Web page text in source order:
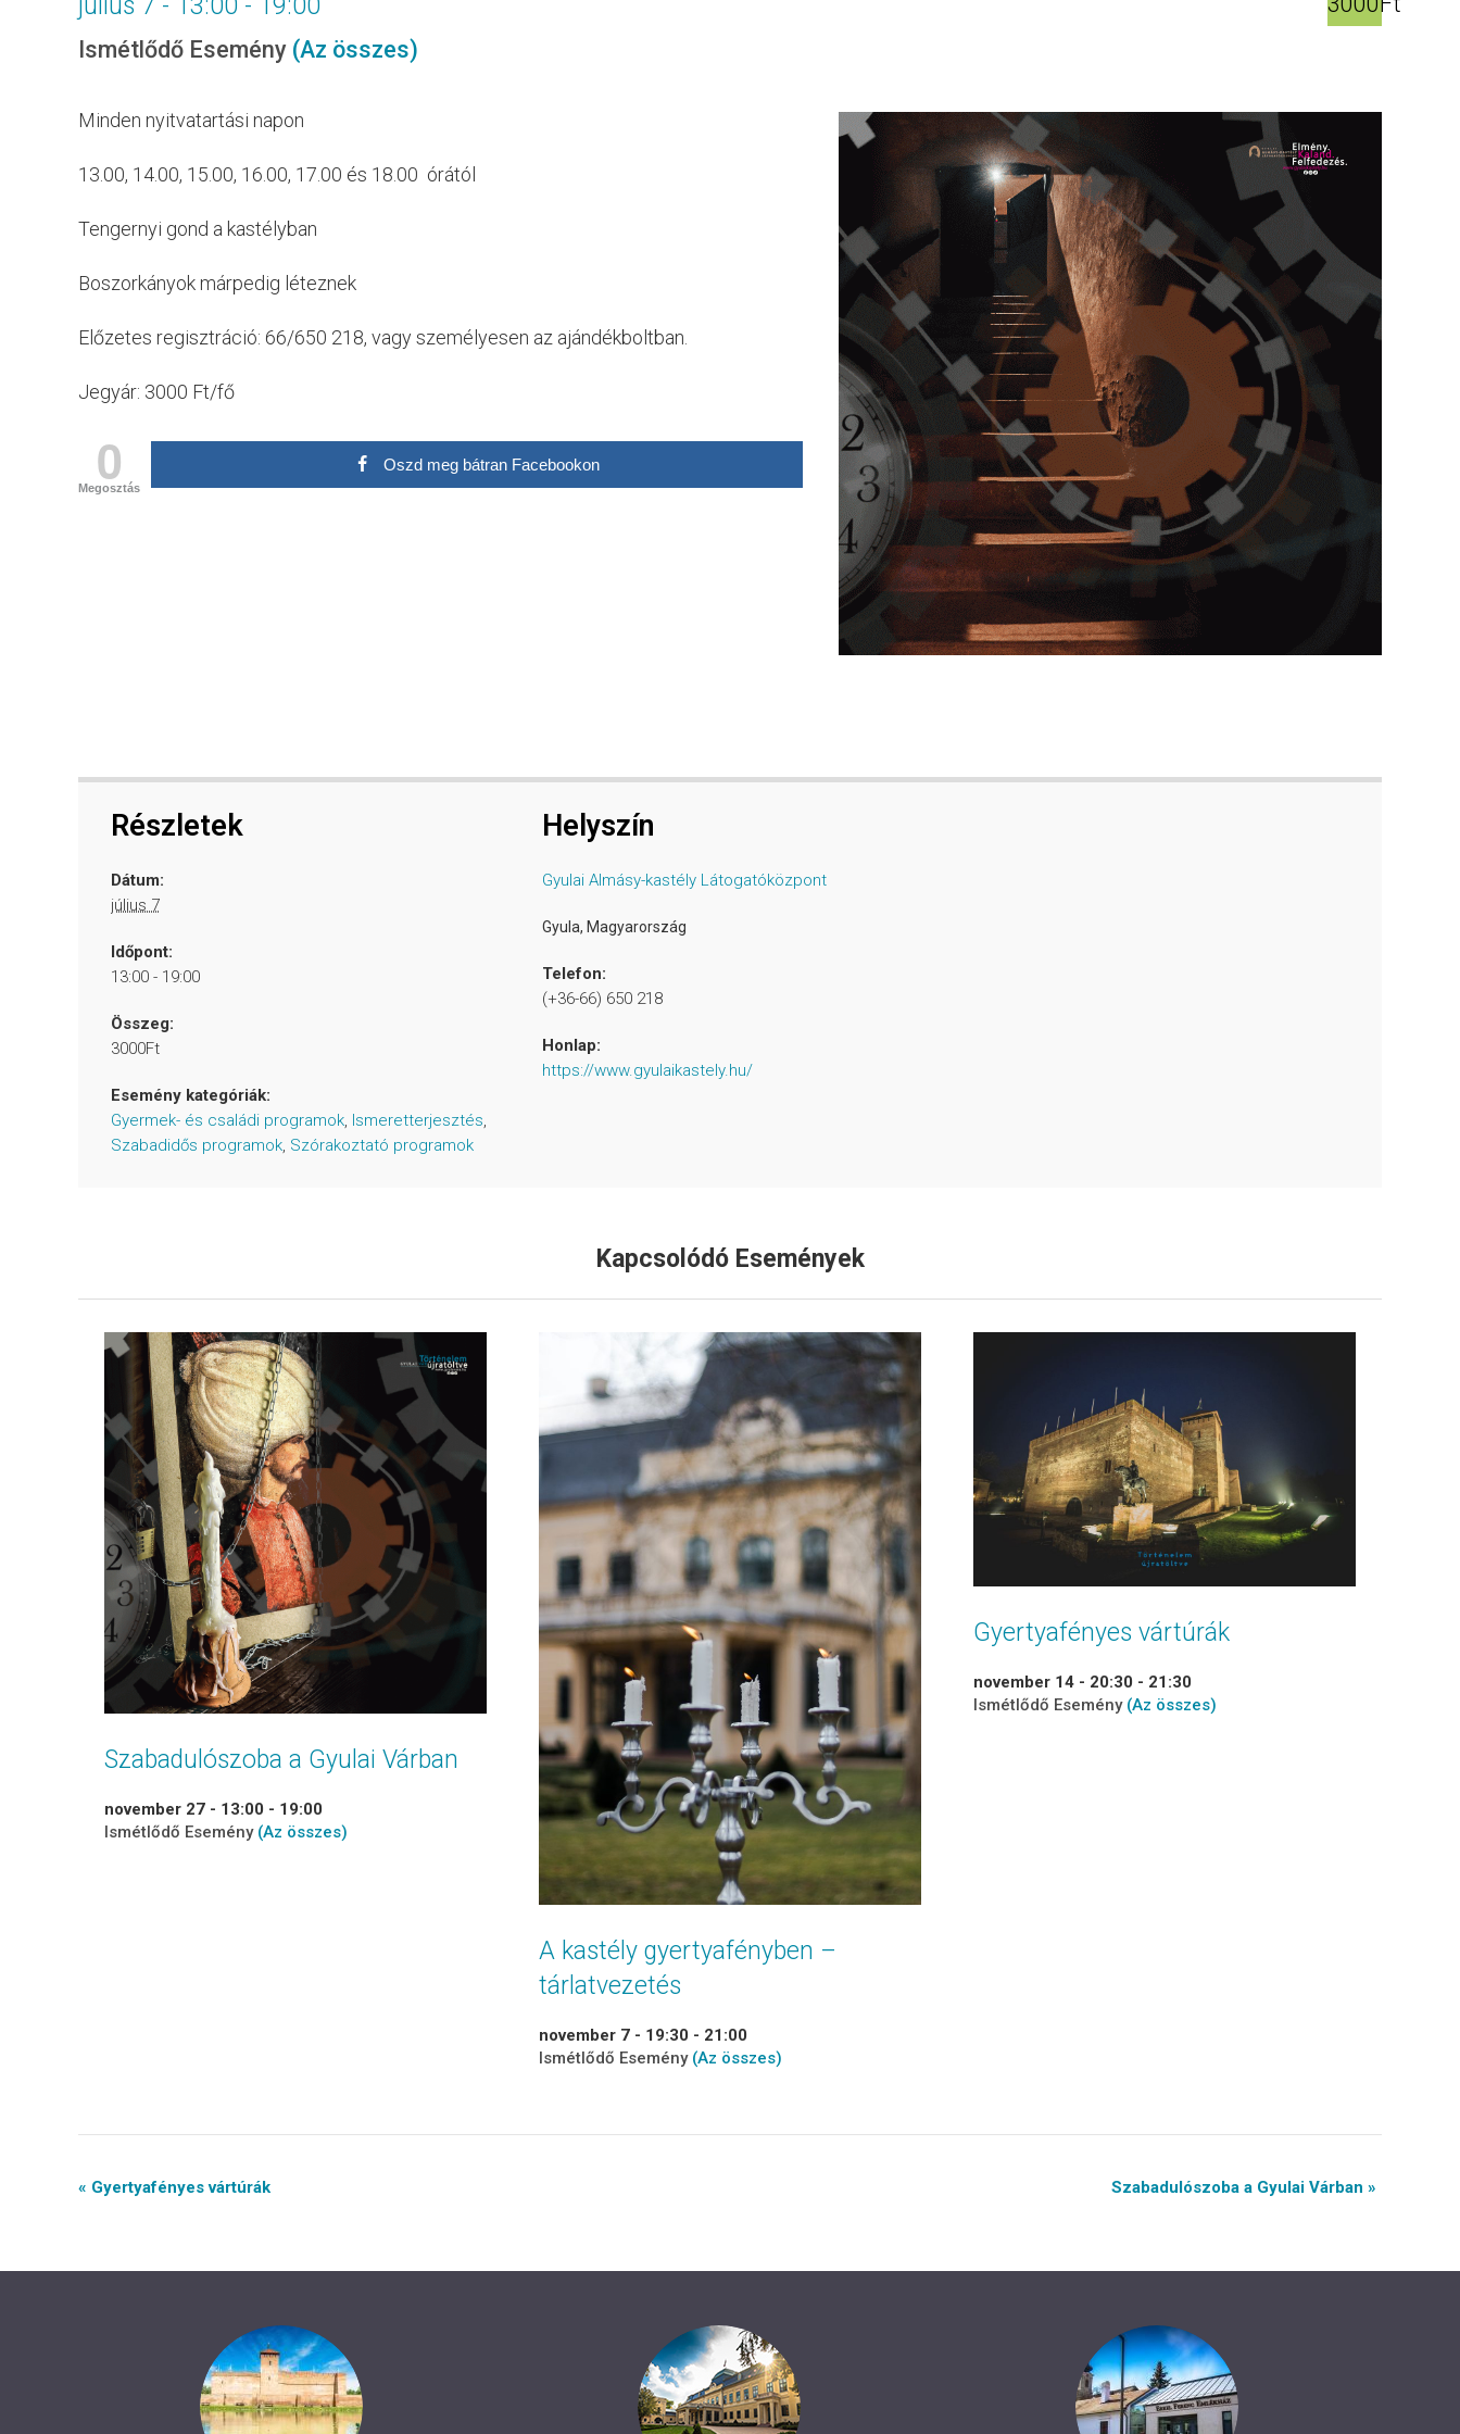
július 7 - 13:00 - 19:00
Ismétlődő Esemény (Az összes)
Minden nyitvatartási napon
13.00, 14.00, 15.00, 16.00, 17.00 és 18.00 órától
Tengernyi gond a kastélyban
Boszorkányok márpedig léteznek
Előzetes regisztráció: 66/650 218, vagy személyesen az ajándékboltban.
Jegyár: 3000 Ft/fő
0
Megosztás
Oszd meg bátran Facebookon
Részletek
Dátum:
július 7
Időpont:
13:00 - 19:00
Összeg:
3000Ft
Esemény kategóriák:
Gyermek- és családi programok Ismeretterjesztés
Szabadidős programok Szórakoztató programok
Helyszín
Gyulai Almásy-kastély Látogatóközpont
Gyula, Magyarország
Telefon:
(+36-66) 650 218
Honlap:
https://www.gyulaikastely.hu/
Kapcsolódó Események
Szabadulószoba a Gyulai Várban
november 27 - 13:00 - 19:00
Ismétlődő Esemény (Az összes)
A kastély gyertyafényben –
tárlatvezetés
november 7 - 19:30 - 21:00
Ismétlődő Esemény (Az összes)
Gyertyafényes vártúrák
november 14 - 20:30 - 21:30
Ismétlődő Esemény (Az összes)
Event
« Gyertyafényes vártúrák Szabadulószoba a Gyulai Várban »